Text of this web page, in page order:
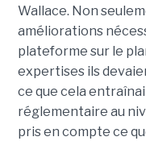
Wallace. Non
améliorations
plateforme sur le
expertises ils
ce que cela
réglementaire au
pris en compte ce